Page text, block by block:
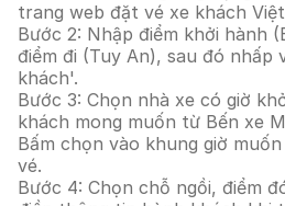
trang web đặt vé xe khách
Bước 2: Nhập điểm khởi hành
điểm đi (Tuy An), sau đó nhấp
khách'.
Bước 3: Chọn nhà xe có giờ
khách mong muốn từ Bến xe
Bấm chọn vào khung giờ
vé.
Bước 4: Chọn chỗ ngồi, điểm